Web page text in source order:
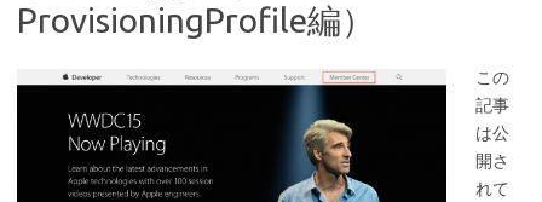
ProvisioningProfile編）
この
記事
は公
開さ
れて